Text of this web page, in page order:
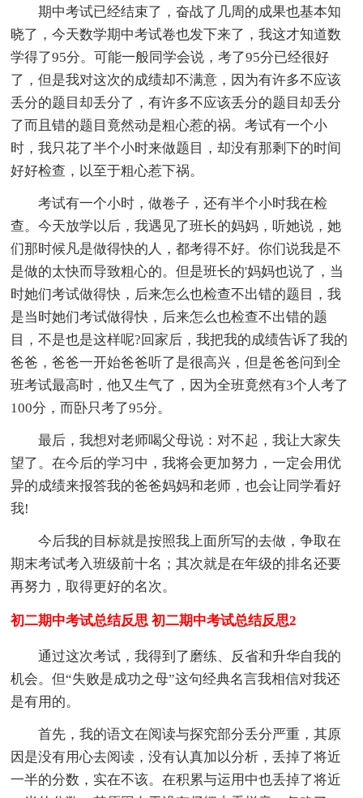
期中考试已经结束了，奋战了几周的成果也基本知
晓了，今天数学期中考试卷也发下来了，我这才知道数
学得了95分。可能一般同学会说，考了95分已经很好
了，但是我对这次的成绩却不满意，因为有许多不应该
丢分的题目却丢分了，有许多不应该丢分的题目却丢分
了而且错的题目竟然动是粗心惹的祸。考试有一个小
时，我只花了半个小时来做题目，却没有那剩下的时间
好好检查，以至于粗心惹下祸。
考试有一个小时，做卷子，还有半个小时我在检
查。今天放学以后，我遇见了班长的妈妈，听她说，她
们那时候凡是做得快的人，都考得不好。你们说我是不
是做的太快而导致粗心的。但是班长的'妈妈也说了，当
时她们考试做得快，后来怎么也检查不出错的题目，我
是当时她们考试做得快，后来怎么也检查不出错的题
目，不是也是这样呢?回家后，我把我的成绩告诉了我的
爸爸，爸爸一开始爸爸听了是很高兴，但是爸爸问到全
班考试最高时，他又生气了，因为全班竟然有3个人考了
100分，而卧只考了95分。
最后，我想对老师喝父母说：对不起，我让大家失
望了。在今后的学习中，我将会更加努力，一定会用优
异的成绩来报答我的爸爸妈妈和老师，也会让同学看好
我!
今后我的目标就是按照我上面所写的去做，争取在
期末考试考入班级前十名；其次就是在年级的排名还要
再努力，取得更好的名次。
初二期中考试总结反思 初二期中考试总结反思2
通过这次考试，我得到了磨练、反省和升华自我的
机会。但“失败是成功之母”这句经典名言我相信对我还
是有用的。
首先，我的语文在阅读与探究部分丢分严重，其原
因是没有用心去阅读，没有认真加以分析，丢掉了将近
一半的分数，实在不该。在积累与运用中也丢掉了将近